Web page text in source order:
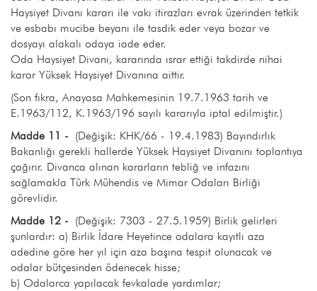
Haysiyet Divanı kararı ile vakı itirazları evrak üzerinden tetkik
ve esbabı mucibe beyanı ile tasdik eder veya bozar ve
dosyayı alakalı odaya iade eder.
Oda Haysiyet Divanı, kararında ısrar ettiği takdirde nihai
karar Yüksek Haysiyet Divanına aittir.
(Son fıkra, Anayasa Mahkemesinin 19.7.1963 tarih ve
E.1963/112, K.1963/196 sayılı kararıyla iptal edilmiştir.)
Madde 11 - (Değişik: KHK/66 - 19.4.1983) Bayındırlık
Bakanlığı gerekli hallerde Yüksek Haysiyet Divanını toplantıya
çağırır. Divanca alınan kararların tebliğ ve infazını
sağlamakla Türk Mühendis ve Mimar Odaları Birliği
görevlidir.
Madde 12 - (Değişik: 7303 - 27.5.1959) Birlik gelirleri
şunlardır: a) Birlik İdare Heyetince odalara kayıtlı aza
adedine göre her yıl için aza başına tespit olunacak ve
odalar bütçesinden ödenecek hisse;
b) Odalarca yapılacak fevkalade yardımlar;